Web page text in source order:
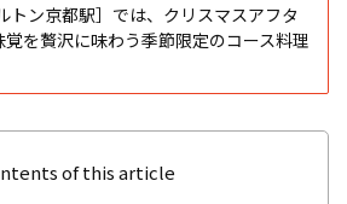
トン京都駅］では、クリスマスアフタ
覚を贅沢に味わう季節限定のコース料理
of this article